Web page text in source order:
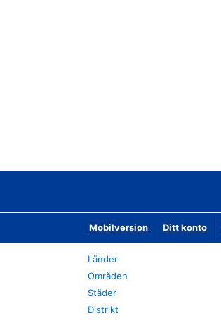
Mobilversion Ditt konto
Länder
Områden
Städer
Distrikt